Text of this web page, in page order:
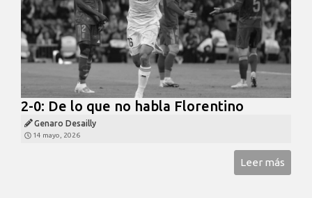
2-0: De lo que no habla Florentino
Genaro Desailly
14 mayo, 2026
Leer más